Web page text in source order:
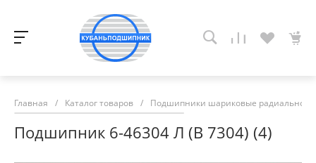
Главная / Каталог товаров / Подшипники шариковые радиально-
Подшипник 6-46304 Л (В 7304) (4)